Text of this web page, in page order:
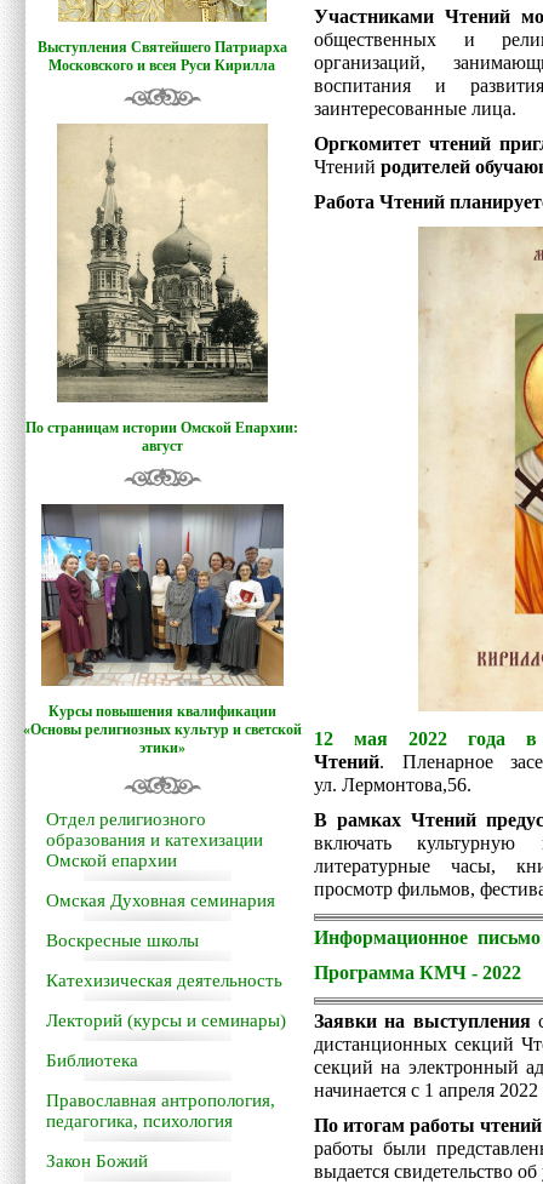
Выступления Святейшего Патриарха
Московского и всея Руси Кирилла
По страницам истории Омской Епархии:
август
Курсы повышения квалификации
«Основы религиозных культур и светской
этики»
Отдел религиозного
образования и катехизации
Омской епархии
Омская Духовная семинария
Воскресные школы
Катехизическая деятельность
Лекторий (курсы и семинары)
Библиотека
Православная антропология,
педагогика, психология
Закон Божий
Участниками Чтений
общественных и
организаций,
воспитания и
заинтересованные лица.
Оргкомитет чтений
Чтений родителей
Работа Чтений
12 мая 2022 года в
Чтений. Пленарное
ул. Лермонтова,56.
В рамках Чтений
включать культурную
литературные часы,
просмотр фильмов,
Информационное
Программа КМЧ - 2022
Заявки на выступления
дистанционных секций
секций на электронный
начинается с 1 апреля
По итогам работы
работы были
выдается свидетельство